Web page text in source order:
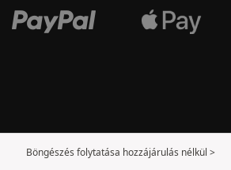
Böngészés folytatása hozzájárulás nélkül >